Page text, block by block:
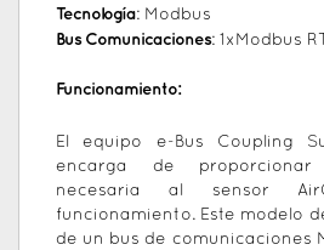
Tecnología: Modbus
Bus Comunicaciones: 1xModbus
Funcionamiento:
El equipo e-Bus Coupling
encarga de
necesaria al sensor
funcionamiento. Este modelo
de un bus de comunicaciones